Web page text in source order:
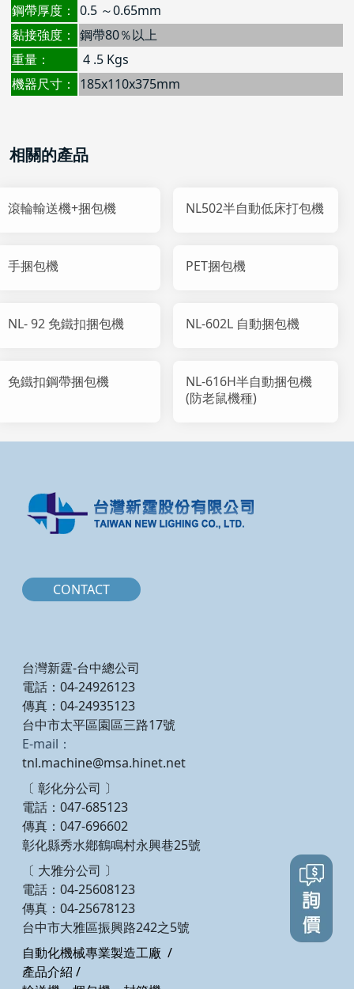
鋼帶厚度： 0.5 ～0.65mm
黏接強度： 鋼帶80％以上
重量：
4 .5 Kgs
機器尺寸：
185x110x375mm
相關的產品
滾輪輸送機+捆包機 NL502半自動低床打包機
手捆包機 PET捆包機
NL- 92 免鐵扣捆包機 NL-602L 自動捆包機
免鐵扣鋼帶捆包機
NL-616H半自動捆包機
(防老鼠機種)
CONTACT
台灣新霆-台中總公司
電話：04-24926123
傳真：04-24935123
台中市太平區園區三路17號
E-mail：
tnl.machine@msa.hinet.net
〔 彰化分公司 〕
電話：047-685123
傳真：047-696602
彰化縣秀水鄕鶴鳴村永興巷25號
〔 大雅分公司 〕
電話：04-25608123
傳真：04-25678123
台中市大雅區振興路242之5號
自動化機械專業製造工廠 /
產品介紹 /